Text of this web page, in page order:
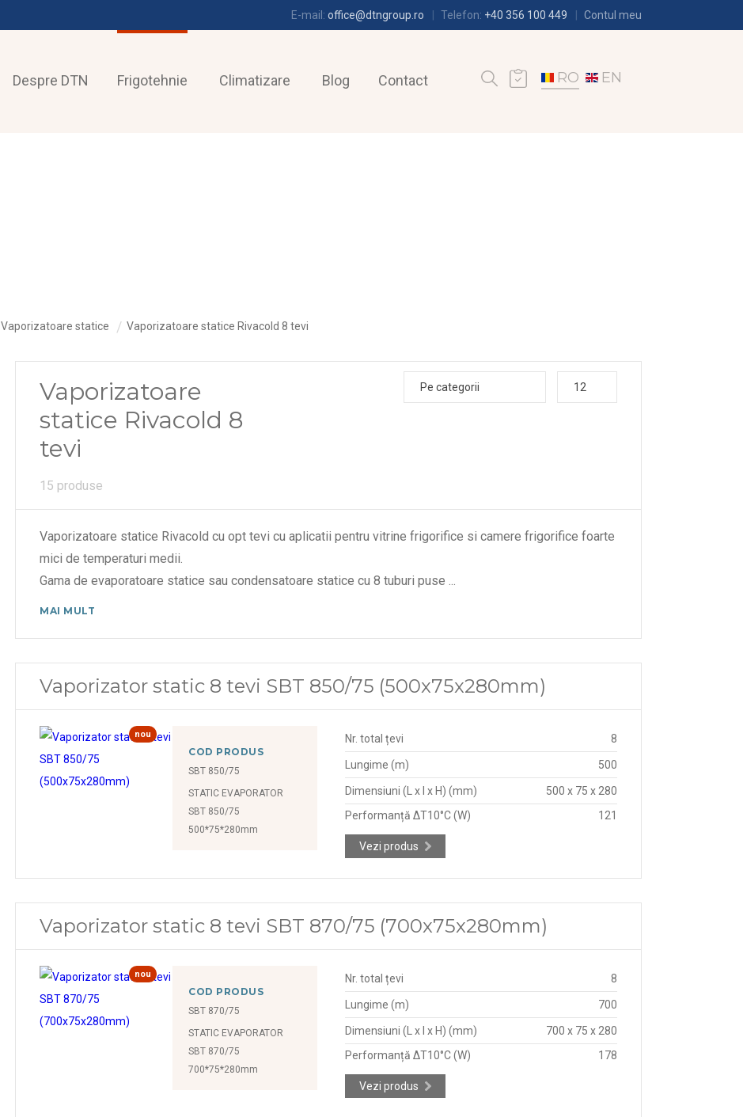
E-mail: office@dtngroup.ro Telefon: +40 356 100 449 Contul meu
Despre DTN Frigotehnie Climatizare Blog Contact RO EN
Vaporizatoare statice Vaporizatoare statice Rivacold 8 tevi
Vaporizatoare
statice Rivacold 8
tevi
15 produse
Pe categorii 12
Vaporizatoare statice Rivacold cu opt tevi cu aplicatii pentru vitrine frigorifice si camere frigorifice foarte
mici de temperaturi medii.
Gama de evaporatoare statice sau condensatoare statice cu 8 tuburi puse...
MAI MULT
Vaporizator static 8 tevi SBT 850/75 (500x75x280mm)
nou
COD PRODUS
SBT 850/75
STATIC EVAPORATOR
SBT 850/75
500*75*280mm
Nr. total țevi 8
Lungime (m) 500
Dimensiuni (L x l x H) (mm)
500 x 75 x 280
Performanță ΔT10°C (W)
121
Vezi produs
Vaporizator static 8 tevi SBT 870/75 (700x75x280mm)
nou
COD PRODUS
SBT 870/75
STATIC EVAPORATOR
SBT 870/75
700*75*280mm
Nr. total țevi 8
Lungime (m) 700
Dimensiuni (L x l x H) (mm)
700 x 75 x 280
Performanță ΔT10°C (W)
178
Vezi produs